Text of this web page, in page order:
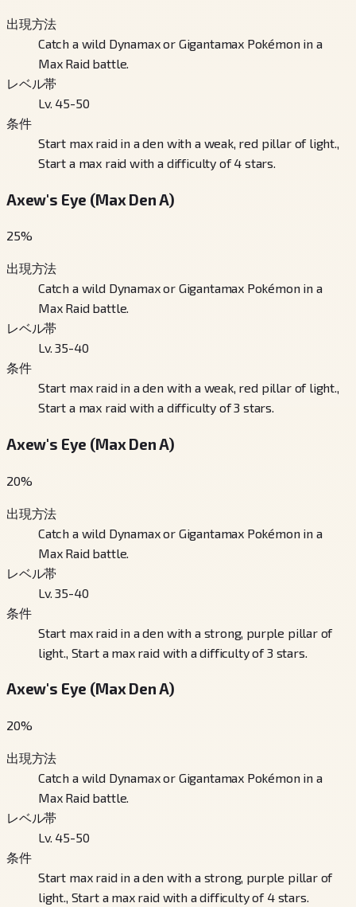
出現方法
Catch a wild Dynamax or Gigantamax Pokémon in a
Max Raid battle.
レベル帯
Lv. 45-50
条件
Start max raid in a den with a weak, red pillar of light.,
Start a max raid with a difficulty of 4 stars.
Axew's Eye (Max Den A)
25%
出現方法
Catch a wild Dynamax or Gigantamax Pokémon in a
Max Raid battle.
レベル帯
Lv. 35-40
条件
Start max raid in a den with a weak, red pillar of light.,
Start a max raid with a difficulty of 3 stars.
Axew's Eye (Max Den A)
20%
出現方法
Catch a wild Dynamax or Gigantamax Pokémon in a
Max Raid battle.
レベル帯
Lv. 35-40
条件
Start max raid in a den with a strong, purple pillar of
light., Start a max raid with a difficulty of 3 stars.
Axew's Eye (Max Den A)
20%
出現方法
Catch a wild Dynamax or Gigantamax Pokémon in a
Max Raid battle.
レベル帯
Lv. 45-50
条件
Start max raid in a den with a strong, purple pillar of
light., Start a max raid with a difficulty of 4 stars.